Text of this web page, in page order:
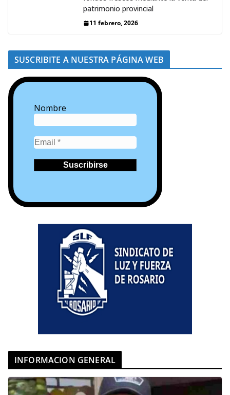
patrimonio provincial
11 febrero, 2026
SUSCRIBITE A NUESTRA PÁGINA WEB
Nombre
INFORMACION GENERAL